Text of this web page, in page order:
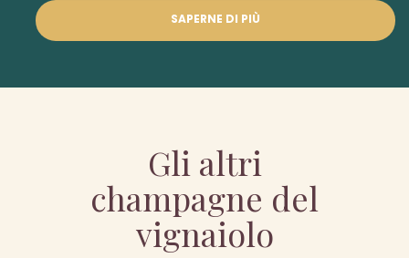
SAPERNE DI PIÙ
Gli altri
champagne del
vignaiolo